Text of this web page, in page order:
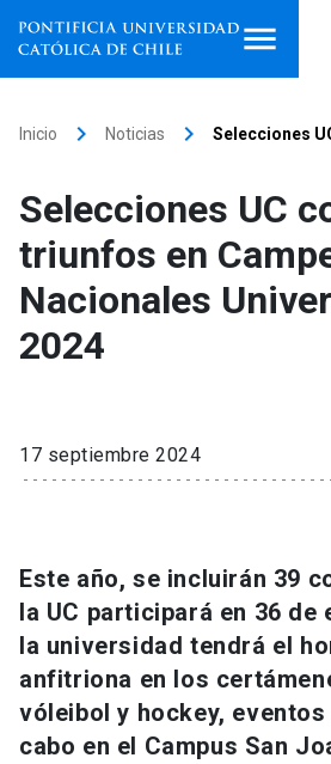
Facultades, escuelas e
institutos
Investigación
Información para keyboard_arrow_down
Futuros estudiantes
Estudiantes
Go to english site launch
ACCESOS DIRECTOS
Inicio keyboard_arrow_right Noticias keyboard_arrow_right Selecciones
Selecciones UC
triunfos en
Nacionales
2024
17 septiembre 2024
Este año, se incluirán 39
la UC participará en 36 de
la universidad tendrá el
anfitriona en los
vóleibol y hockey,
cabo en el Campus San